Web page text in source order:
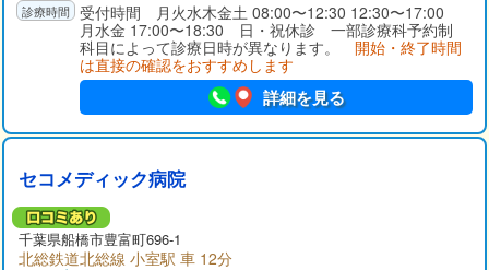
受付時間 月火水木金土 08:00〜12:30 12:30〜17:00
月水金 17:00〜18:30 日・祝休診 一部診療科予約制
科目によって診療日時が異なります。 開始・終了時間
は直接の確認をおすすめします
詳細を見る
セコメディック病院
千葉県船橋市豊富町696-1
北総鉄道北総線 小室駅 車 12分